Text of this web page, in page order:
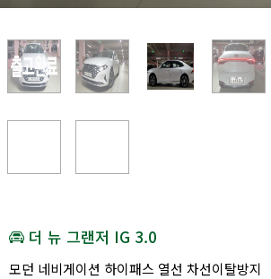
더 뉴 그랜저 IG 3.0
모던 네비게이션 하이패스 열선 차선이탈방지